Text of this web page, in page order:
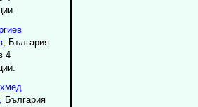
, България
4
България